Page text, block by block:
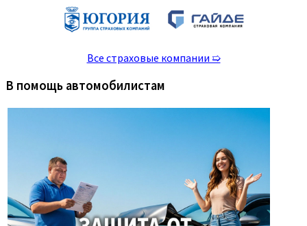
Все страховые компании ➯
В помощь автомобилистам